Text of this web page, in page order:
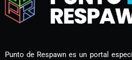
Punto de Respawn es un portal